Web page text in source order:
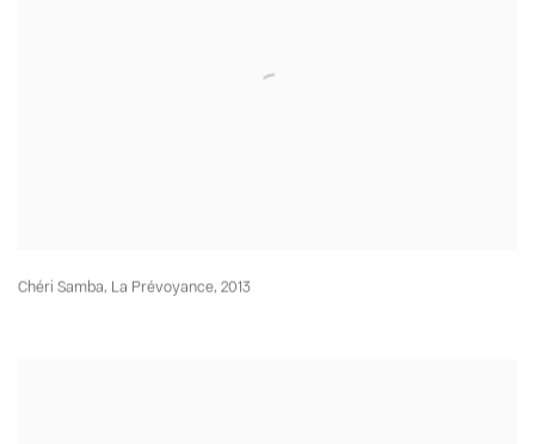
Chéri Samba, La Prévoyance, 2013